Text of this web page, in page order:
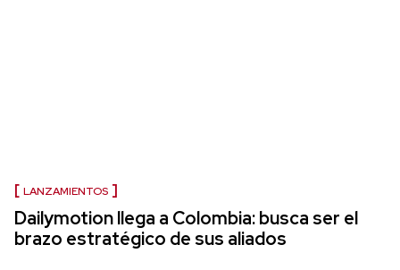
LANZAMIENTOS
Dailymotion llega a Colombia: busca ser el
brazo estratégico de sus aliados